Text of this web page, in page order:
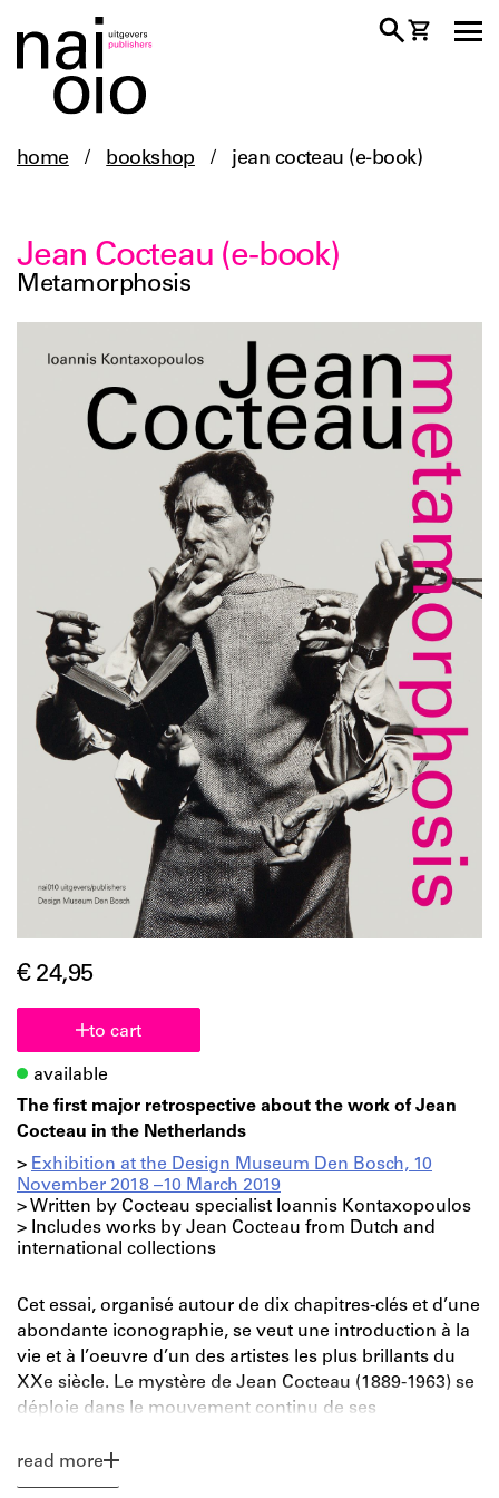
home / bookshop / jean cocteau (e-book)
Jean Cocteau (e-book)
Metamorphosis
€ 24,95
to cart
available
The first major retrospective about the work of Jean
Cocteau in the Netherlands
> Exhibition at the Design Museum Den Bosch, 10
November 2018 –10 March 2019
> Written by Cocteau specialist Ioannis Kontaxopoulos
> Includes works by Jean Cocteau from Dutch and
international collections
Cet essai, organisé autour de dix chapitres-clés et d’une
abondante iconographie, se veut une introduction à la
vie et à l’oeuvre d’un des artistes les plus brillants du
XXe siècle. Le mystère de Jean Cocteau (1889-1963) se
déploie dans le mouvement continu de ses
à la fois l’évolution du style et le recours à tous les
moyens de l’expression artistique – voire à l’invention
read more